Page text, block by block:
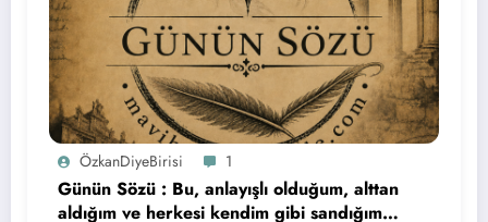
ÖzkanDiyeBirisi 1
Günün Sözü : Bu, anlayışlı olduğum, alttan
aldığım ve herkesi kendim gibi sandığım